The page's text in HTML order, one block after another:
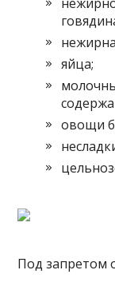
яйца;
овощи
Под запретом